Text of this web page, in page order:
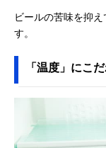
ビールの苦味を抑
す。
「温度」にこ